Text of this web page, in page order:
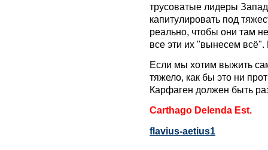
трусоватые лидеры
капитулировать под
реально, чтобы они там
все эти их "вынесем всё".
Если мы хотим выжить
тяжело, как бы это ни
Карфаген должен быть
Carthago Delenda Est.
flavius-aetius1